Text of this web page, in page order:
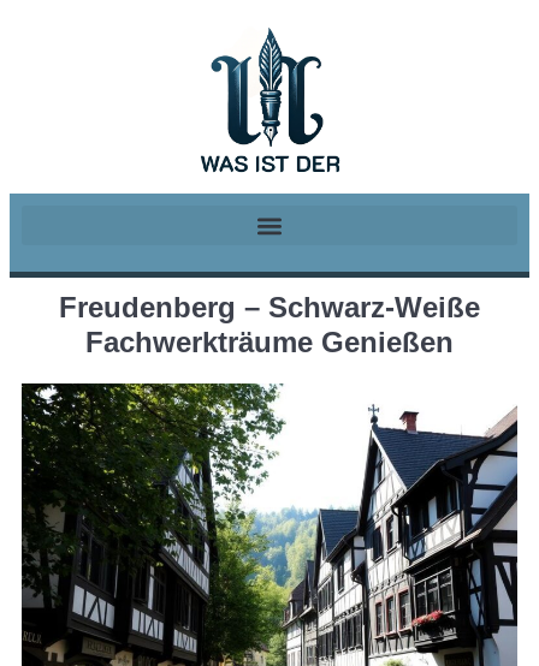
Freudenberg – Schwarz-Weiße
Fachwerkträume Genießen